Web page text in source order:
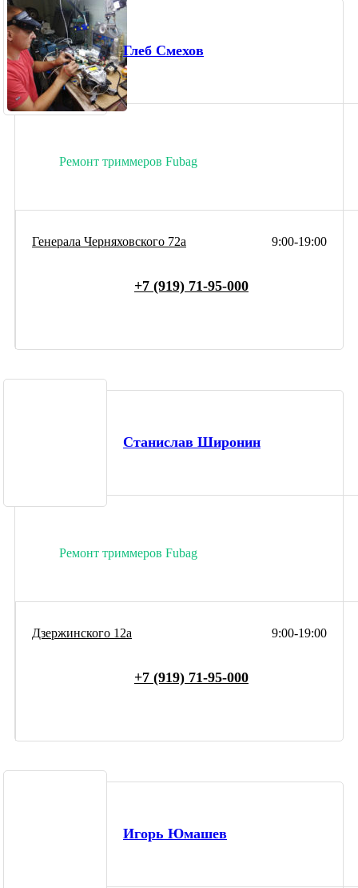
Глеб Смехов
Ремонт триммеров Fubag
9:00-19:00
Генерала Черняховского 72а
+7 (919) 71-95-000
Станислав Широнин
Ремонт триммеров Fubag
9:00-19:00
Дзержинского 12а
+7 (919) 71-95-000
Игорь Юмашев